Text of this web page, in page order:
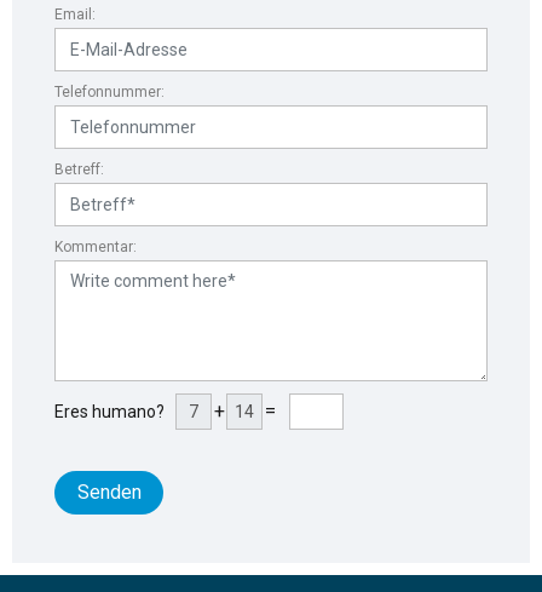
Email:
Telefonnummer:
Betreff:
Kommentar:
Eres humano? + =
Senden